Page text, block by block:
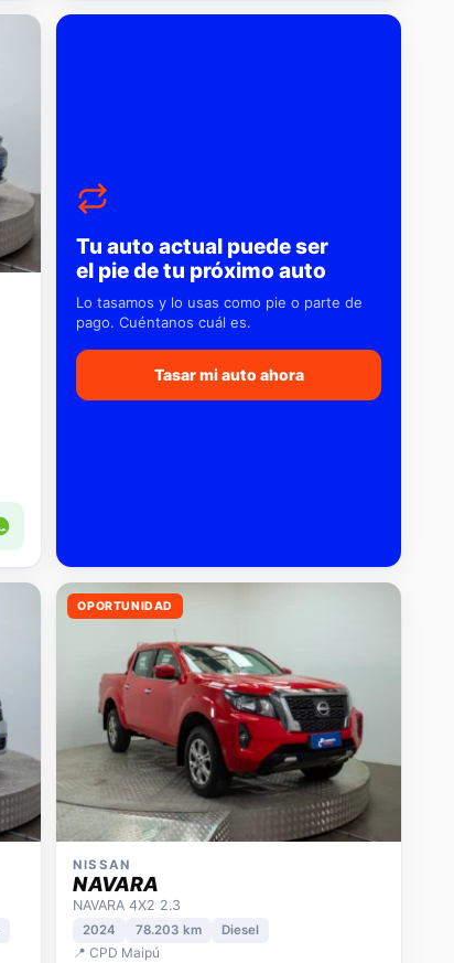
Tu auto actual puede ser
el pie de tu próximo auto
Lo tasamos y lo usas como pie o parte de
pago. Cuéntanos cuál es.
Tasar mi auto ahora
OPORTUNIDAD
NISSAN
NAVARA
NAVARA 4X2 2.3
2024 78.203 km Diesel
📍 CPD Maipú